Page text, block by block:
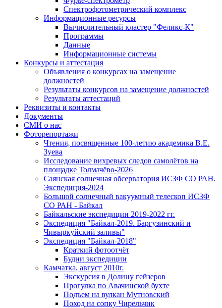
Спектрофотометрический комплекс
Информационные ресурсы
Вычислительный кластер "Феликс-К"
Программы
Данные
Информационные системы
Конкурсы и аттестация
Объявления о конкурсах на замещение
должностей
Результаты конкурсов на замещение должностей
Результаты аттестаций
Реквизиты и контакты
Документы
СМИ о нас
Фоторепортажи
Чтения, посвященные 100-летию академика В.Е.
Зуева
Исследование вихревых следов самолётов на
площадке Толмачёво-2026
Саянская солнечная обсерватория ИСЗФ СО РАН.
Экспедиция-2024
Большой солнечный вакуумный телескоп ИСЗФ
СО РАН - Байкал
Байкальские экспедиции 2019-2022 гг.
Экспедиция "Байкал-2019. Баргузинский и
Чивыркуйский заливы"
Экспедиция "Байкал-2018"
Краткий фотоотчёт
Будни экспедиции
Камчатка, август 2010г.
Экскурсия в Долину гейзеров
Прогулка по Авачинской бухте
Подъем на вулкан Мутновский
Поход на сопку Чирельчик